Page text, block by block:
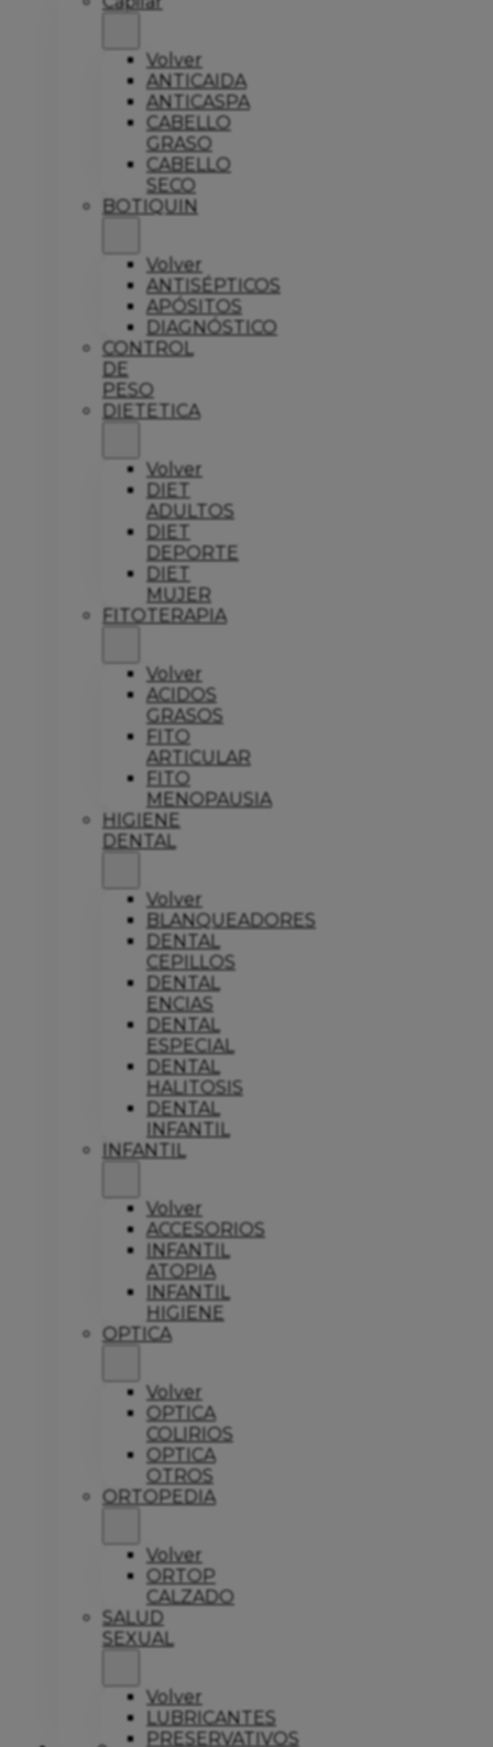
Volver
ANTICAIDA
ANTICASPA
CABELLO
GRASO
CABELLO
SECO
BOTIQUIN
Volver
ANTISÉPTICOS
APÓSITOS
DIAGNÓSTICO
CONTROL
DE
PESO
DIETETICA
Volver
DIET
ADULTOS
DIET
DEPORTE
DIET
MUJER
FITOTERAPIA
Volver
ACIDOS
GRASOS
FITO
ARTICULAR
FITO
MENOPAUSIA
HIGIENE
DENTAL
Volver
BLANQUEADORES
DENTAL
CEPILLOS
DENTAL
ENCIAS
DENTAL
ESPECIAL
DENTAL
HALITOSIS
DENTAL
INFANTIL
INFANTIL
Volver
ACCESORIOS
INFANTIL
ATOPIA
INFANTIL
HIGIENE
OPTICA
Volver
OPTICA
COLIRIOS
OPTICA
OTROS
ORTOPEDIA
Volver
ORTOP
CALZADO
SALUD
SEXUAL
Volver
LUBRICANTES
PRESERVATIVOS